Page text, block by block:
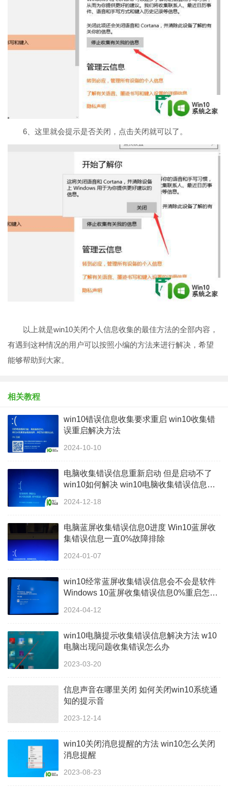
6、 这里就会提示是否关闭，点击关闭就可以了。
以上就是win10关闭个人信息收集的最佳方法的全部内容，
有遇到这种情况的用户可以按照小编的方法来进行解决，希望
能够帮助到大家。
相关教程
win10错误信息收集要求重启 win10收集错
误重启解决方法
2024-10-10
电脑收集错误信息重新启动 但是启动不了
win10如何解决 win10电脑收集错误信息重
2024-12-18
电脑蓝屏收集错误信息0进度 Win10蓝屏收
集错误信息一直0%故障排除
2024-01-07
win10经常蓝屏收集错误信息会不会是软件
Windows 10蓝屏收集错误信息0%重启怎么
2024-04-12
win10电脑提示收集错误信息解决方法 w10
电脑出现问题收集错误怎么办
2023-03-20
信息声音在哪里关闭 如何关闭win10系统通
知的提示音
2023-12-14
win10关闭消息提醒的方法 win10怎么关闭
消息提醒
2023-08-23